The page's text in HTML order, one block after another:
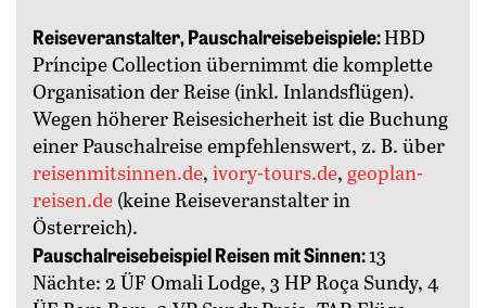
Reiseveranstalter, Pauschalreisebeispiele:HBD
Príncipe Collection übernimmt die komplette
Organisation der Reise (inkl. Inlandsflügen).
Wegen höherer Reisesicherheit ist die Buchung
einer Pauschalreise empfehlenswert, z. B. über
reisenmitsinnen.de, ivory-tours.de, geoplan-
reisen.de (keine Reiseveranstalter in
Österreich).
Pauschalreisebeispiel Reisen mit Sinnen:13
Nächte: 2 ÜF Omali Lodge, 3 HP Roça Sundy, 4